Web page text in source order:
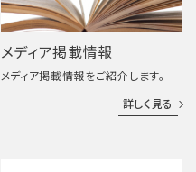
メディア掲載情報
メディア掲載情報をご紹介します。
詳しく見る